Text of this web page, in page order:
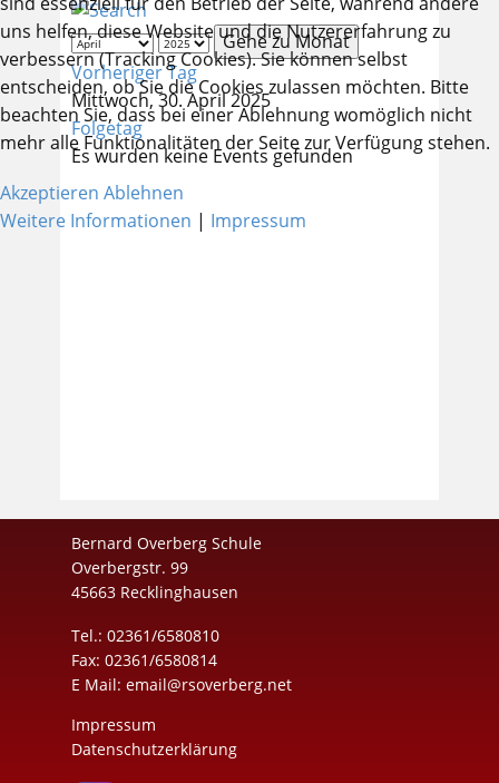
Gehe zu Monat
Vorheriger Tag
Mittwoch, 30. April 2025
Folgetag
Es wurden keine Events gefunden
Bernard Overberg Schule
Overbergstr. 99
45663 Recklinghausen
Tel.: 02361/6580810
Fax: 02361/6580814
E Mail: email@rsoverberg.net
Impressum
Datenschutzerklärung
uns helfen, diese Website und die Nutzererfahrung zu
verbessern (Tracking Cookies). Sie können selbst
entscheiden, ob Sie die Cookies zulassen möchten. Bitte
beachten Sie, dass bei einer Ablehnung womöglich nicht
mehr alle Funktionalitäten der Seite zur Verfügung stehen.
Akzeptieren Ablehnen
Weitere Informationen | Impressum